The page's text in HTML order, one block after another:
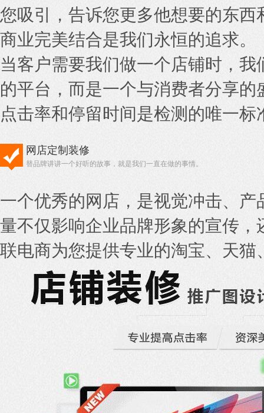
您吸引，告诉您更多他想要的东
商业完美结合是我们永恒的追求。
当客户需要我们做一个店铺时，
的平台，而是一个与消费者分享
点击率和停留时间是检测的唯一标
网店定制装修
替品牌讲讲一个好听的故事，就是我们一直在做的事情。
一个优秀的网店，是视觉冲击、
量不仅影响企业品牌形象的宣传
联电商为您提供专业的淘宝、天